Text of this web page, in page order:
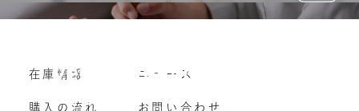
購入の流れ
よくいただくご質問
Vehicle purchase
車両買い取り
在庫情報
購入の流れ
ニュース
お問い合わせ